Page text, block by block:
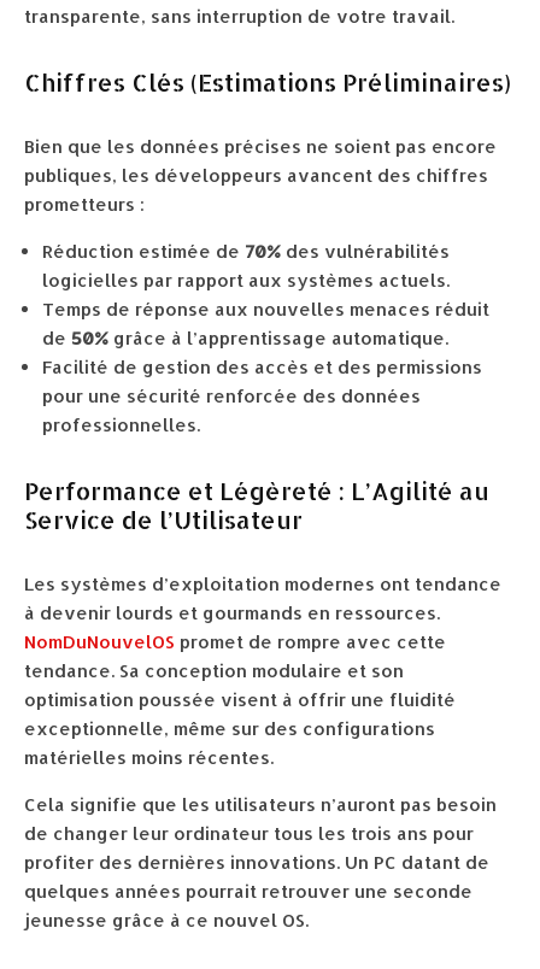
transparente, sans interruption de votre travail.
Chiffres Clés (Estimations Préliminaires)
Bien que les données précises ne soient pas encore
publiques, les développeurs avancent des chiffres
prometteurs :
Réduction estimée de 70% des vulnérabilités
logicielles par rapport aux systèmes actuels.
Temps de réponse aux nouvelles menaces réduit
de 50% grâce à l’apprentissage automatique.
Facilité de gestion des accès et des permissions
pour une sécurité renforcée des données
professionnelles.
Performance et Légèreté : L’Agilité au
Service de l’Utilisateur
Les systèmes d’exploitation modernes ont tendance
à devenir lourds et gourmands en ressources.
NomDuNouvelOS promet de rompre avec cette
tendance. Sa conception modulaire et son
optimisation poussée visent à offrir une fluidité
exceptionnelle, même sur des configurations
matérielles moins récentes.
Cela signifie que les utilisateurs n’auront pas besoin
de changer leur ordinateur tous les trois ans pour
profiter des dernières innovations. Un PC datant de
quelques années pourrait retrouver une seconde
jeunesse grâce à ce nouvel OS.